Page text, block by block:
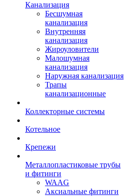
Канализация
Бесшумная
канализация
Внутренняя
канализация
Жироуловители
Малошумная
канализация
Наружная канализация
Трапы
канализационные
Коллекторные системы
Котельное
Крепежи
Металлопластиковые трубы
и фитинги
WAAG
Аксиальные фитинги